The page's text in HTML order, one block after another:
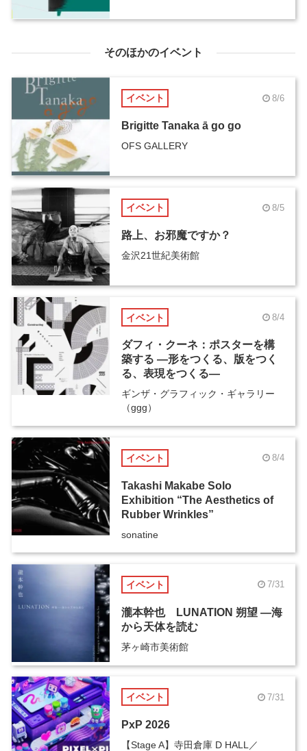
そのほかのイベント
イベント 8/6
Brigitte Tanaka ā go go
OFS GALLERY
イベント 8/5
路上、お邪魔ですか？
金沢21世紀美術館
イベント 8/4
ダフィ・クーネ：ポスターを構
築する ―形をつくる、版をつく
る、表現をつくる―
ギンザ・グラフィック・ギャラリー
（ggg）
イベント 8/4
Takashi Makabe Solo
Exhibition “The Aesthetics of
Rubber Wrinkles”
sonatine
イベント 7/31
瀧本幹也 LUNATION 朔望 ―海
から天体を読む
茅ヶ崎市美術館
イベント 7/31
PxP 2026
【Stage A】寺田倉庫 D HALL／